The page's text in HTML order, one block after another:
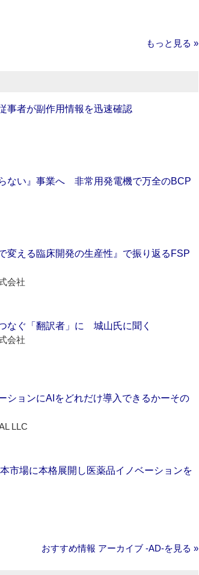
もっと見る »
事者が副作用情報を迅速確認
ない』事業へ 非常用発電機で万全のBCP
変える臨床開発の生産性』で振り返るFSP
会社
なぐ「翻訳者」に 城山氏に聞く
会社
ションにAIをどれだけ導入できるかーその
LLC
市場に本格展開し医薬品イノベーションを
おすすめ情報 アーカイブ ‐AD‐を見る »